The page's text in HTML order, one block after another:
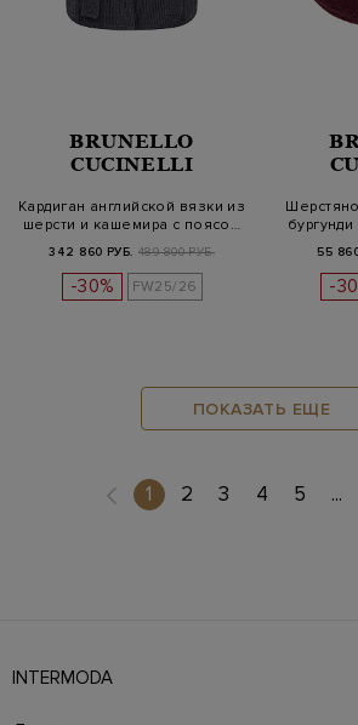
BRUNELLO
CUCINELLI
Кардиган английской вязки из
шерсти и кашемира с поясо…
342 860 РУБ. 489 800 РУБ.
-30% FW25/26
55
-
ПОКАЗАТЬ ЕЩЕ
1 (current)
2 3 4 5 ...
INTERMODA